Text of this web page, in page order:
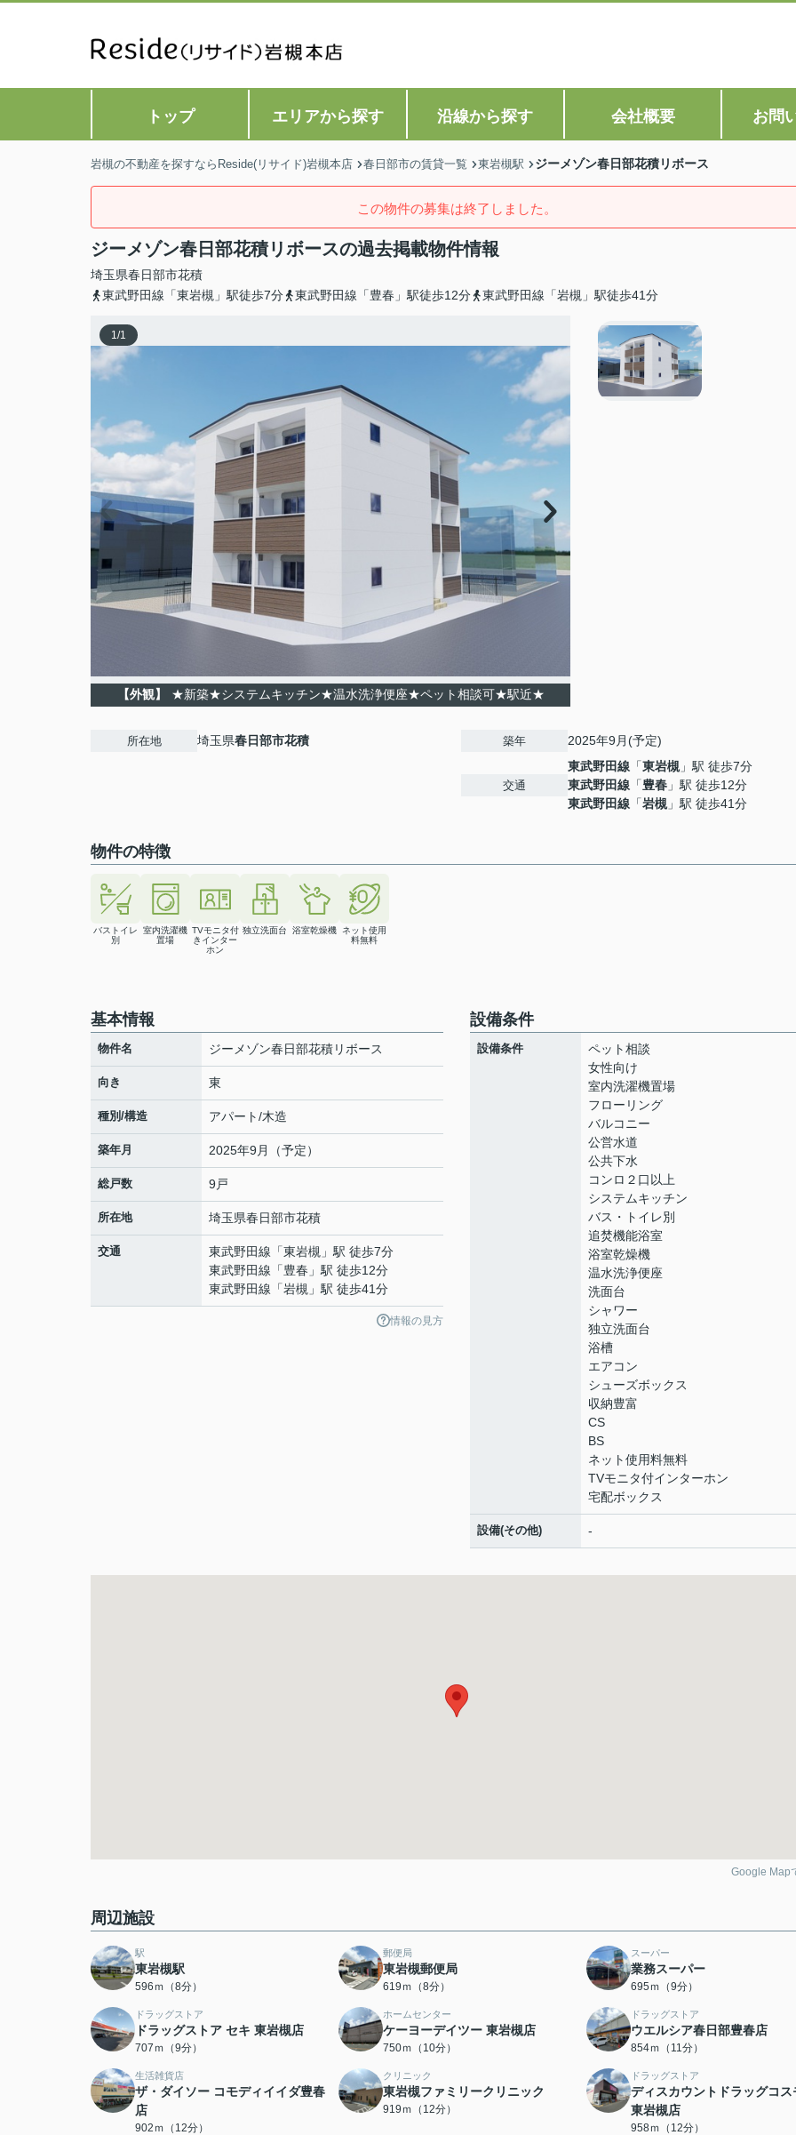
トップ エリアから探す 沿線から探す 会社概要 お問
岩槻の不動産を探すならReside(リサイド)岩槻本店 春日部市の賃貸一覧 東岩槻駅 ジーメゾン春日部花積リボース
この物件の募集は終了しました。
ジーメゾン春日部花積リボースの過去掲載物件情報
埼玉県春日部市花積
東武野田線「東岩槻」駅徒歩7分
東武野田線「豊春」駅徒歩12分 東武野田線「岩槻」駅徒歩41分
1/1
【外観】 ★新築★システムキッチン★温水洗浄便座★ペット相談可★駅近★
所在地 埼玉県春日部市花積 築年 2025年9月(予定)
交通
東武野田線 「東岩槻 」駅 徒歩7分
東武野田線 「豊春 」駅 徒歩12分
東武野田線 「岩槻 」駅 徒歩41分
物件の特徴
バストイレ
別
室内洗濯機
置場
TVモニタ付
きインター
ホン
独立洗面台 浴室乾燥機 ネット使用
料無料
基本情報
物件名 ジーメゾン春日部花積リボース
向き 東
種別/構造 アパート/木造
築年月 2025年9月（予定）
総戸数 9戸
所在地 埼玉県春日部市花積
交通 東武野田線 「東岩槻 」駅 徒歩7分
東武野田線 「豊春 」駅 徒歩12分
東武野田線 「岩槻 」駅 徒歩41分
情報の見方
設備条件
設備条件
ペット相談
女性向け
室内洗濯機置場
フローリング
バルコニー
公営水道
公共下水
コンロ２口以上
システムキッチン
バス・トイレ別
追焚機能浴室
浴室乾燥機
温水洗浄便座
洗面台
シャワー
独立洗面台
浴槽
エアコン
シューズボックス
収納豊富
CS
BS
ネット使用料無料
TVモニタ付インターホン
宅配ボックス
設備(その他) -
Google Map
周辺施設
駅
東岩槻駅
596ｍ（8分）
郵便局
東岩槻郵便局
619ｍ（8分）
スーパー
業務スーパー
695ｍ（9分）
ドラッグストア
ドラッグストア セキ 東岩槻店
707ｍ（9分）
ホームセンター
ケーヨーデイツー 東岩槻店
750ｍ（10分）
ドラッグストア
ウエルシア春日部豊春店
854ｍ（11分）
生活雑貨店
ザ・ダイソー コモディイイダ豊春
店
902ｍ（12分）
クリニック
東岩槻ファミリークリニック
919ｍ（12分）
ドラッグストア
ディスカウントドラッグコス
東岩槻店
958ｍ（12分）